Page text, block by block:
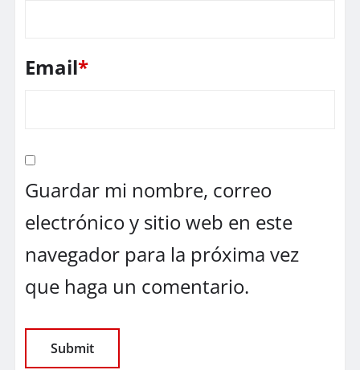
Email*
Guardar mi nombre, correo
electrónico y sitio web en este
navegador para la próxima vez
que haga un comentario.